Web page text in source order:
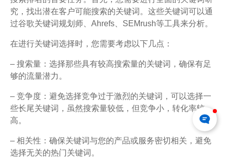
究，找出潜在客户可能搜索的关键词。这些关键词可以通
过谷歌关键词规划师、Ahrefs、SEMrush等工具来分析。
在进行关键词选择时，您需要考虑以下几点：
– 搜索量：选择那些具有较高搜索量的关键词，确保有足
够的流量潜力。
– 竞争度：避免选择竞争过于激烈的关键词，可以选择一
些长尾关键词，虽然搜索量较低，但竞争小，转化率较
高。
– 相关性：确保关键词与您的产品或服务密切相关，避免
选择无关的热门关键词。